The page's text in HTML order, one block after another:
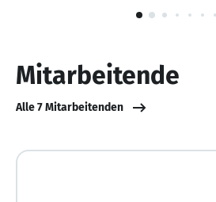
Mitarbeitende
Alle 7 Mitarbeitenden